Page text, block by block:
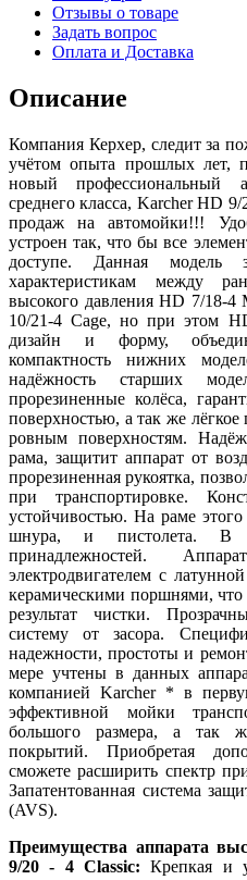
Отзывы о товаре
Задать вопрос
Оплата и Доставка
Описание
Компания Керхер, следит за
учётом опыта прошлых лет,
новый профессиональный
среднего класса, Karcher HD
продаж на автомойки!!!
устроен так, что бы все
доступе. Данная модель
характеристикам между
высокого давления HD 7/
10/21-4 Cage, но при этом
дизайн и форму,
компактность нижних
надёжность старших
прорезиненные колёса,
поверхностью, а так же
ровным поверхностям.
рама, защитит аппарат от
прорезиненная рукоятка,
при транспортировке.
устойчивостью. На раме
шнура, и пистолета. В
принадлежностей.
электродвигателем с
керамическими поршнями, что
результат чистки.
систему от засора.
надежности, простоты и
мере учтены в данных
компанией Karcher * в
эффективной мойки
большого размера, а так
покрытий. Приобретая
сможете расширить спектр
Запатентованная система
(AVS).
Преимущества аппарата
9/20 - 4 Classic: Крепкая и